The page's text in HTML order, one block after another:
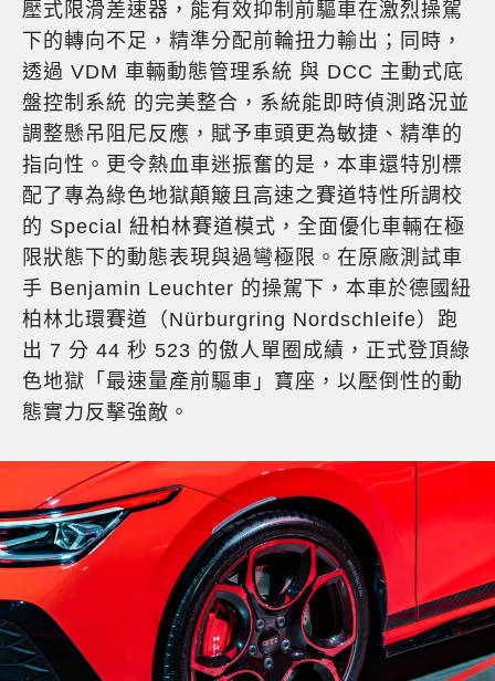
壓式限滑差速器，能有效抑制前驅車在激烈操駕
下的轉向不足，精準分配前輪扭力輸出；同時，
透過 VDM 車輛動態管理系統 與 DCC 主動式底
盤控制系統 的完美整合，系統能即時偵測路況並
調整懸吊阻尼反應，賦予車頭更為敏捷、精準的
指向性。更令熱血車迷振奮的是，本車還特別標
配了專為綠色地獄顛簸且高速之賽道特性所調校
的 Special 紐柏林賽道模式，全面優化車輛在極
限狀態下的動態表現與過彎極限。在原廠測試車
手 Benjamin Leuchter 的操駕下，本車於德國紐
柏林北環賽道（Nürburgring Nordschleife）跑
出 7 分 44 秒 523 的傲人單圈成績，正式登頂綠
色地獄「最速量產前驅車」寶座，以壓倒性的動
態實力反擊強敵。